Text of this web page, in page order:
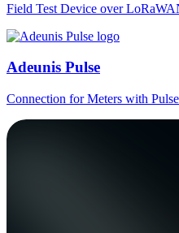
Field Test Device over
Adeunis Pulse
Connection for Meters with